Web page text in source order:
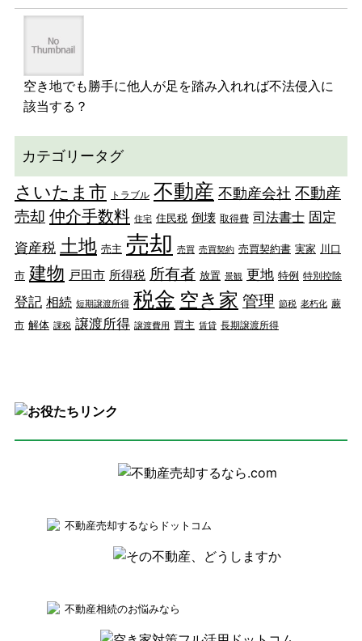
空き地でも勝手に他人が足を踏み入れれば不法侵入に
該当する？
カテゴリータグ
さいたま市 トラブル 不動産 不動産会社 不動産
売却 仲介手数料 住宅 住民税 倒壊 取得費 司法書士 固定
資産税 土地 売主 売却 売買 売買契約 売買契約書 実家 川口
市 建物 戸田市 所得税 所有者 放置 景観 更地 特例 特別控除
登記 相続 短期譲渡所得 税金 空き家 管理 節税 老朽化 蕨
市 解体 課税 譲渡所得 譲渡費用 買主 賃貸 長期譲渡所得
不動産売却するならドットコム
不動産相続のお悩みなら